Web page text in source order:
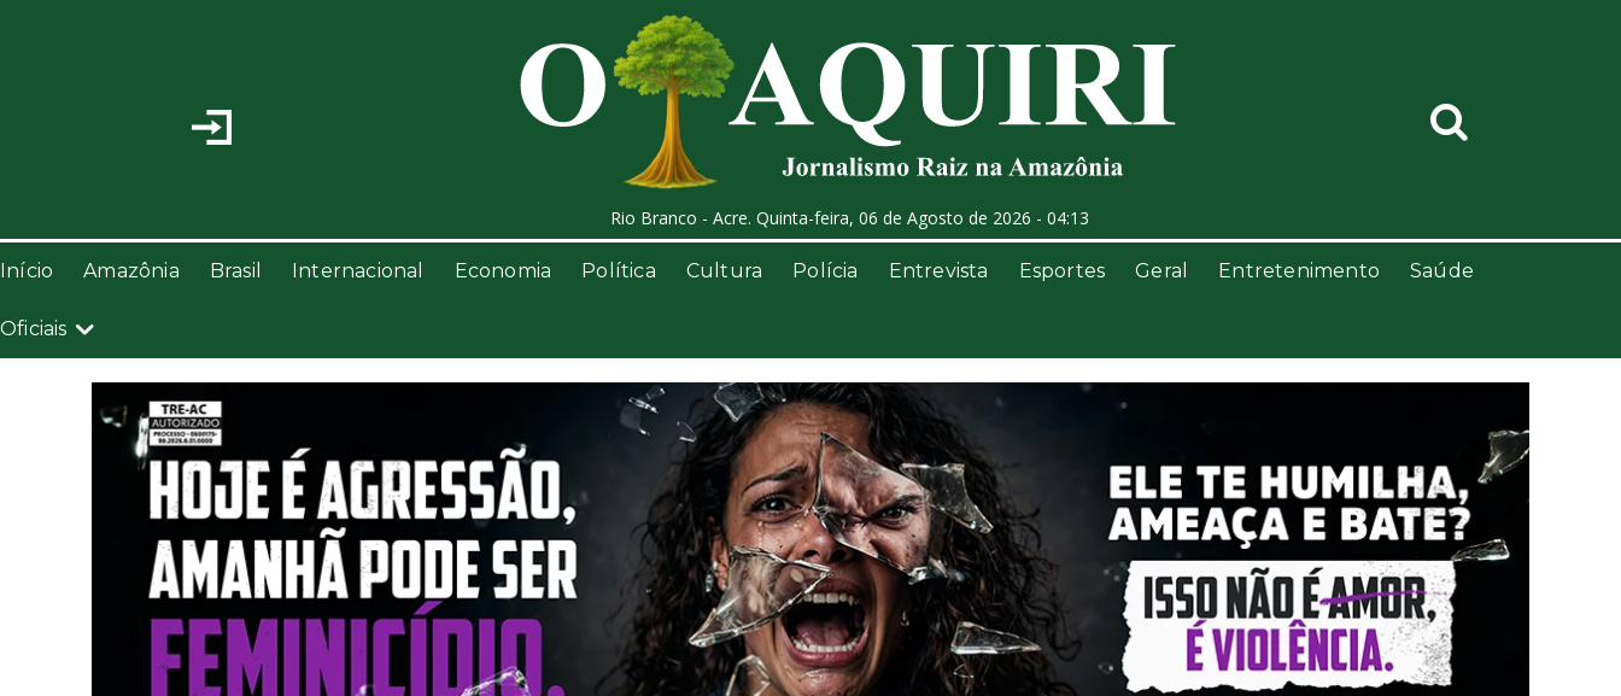
Rio Branco - Acre. Quinta-feira, 06 de Agosto de 2026 - 04:13
Início Amazônia Brasil Internacional Economia Política Cultura Polícia Entrevista Esportes Geral Entretenimento Saúde
Oficiais